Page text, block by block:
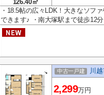
126.40㎡
・18.5帖の広々LDK！大きなソフ
できます♪ ・南大塚駅まで徒歩12
中古一戸建 川
2,299万円